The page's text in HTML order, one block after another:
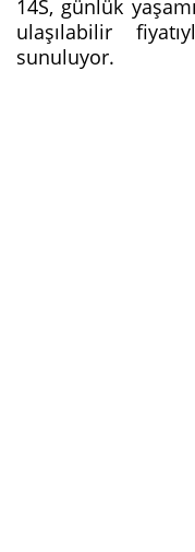
14S, günlük
ulaşılabilir
sunuluyor.